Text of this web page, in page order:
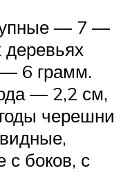
— 7 —
6 грамм.
— 2,2 см,
черешни
боков, с